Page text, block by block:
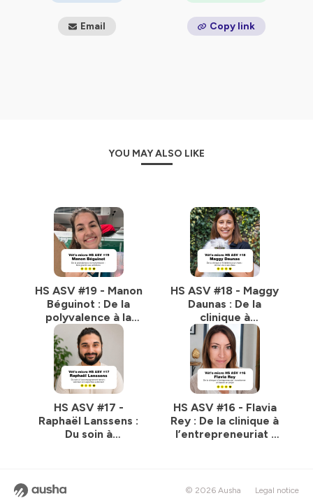
Email Copy link
YOU MAY ALSO LIKE
HS ASV #19 - Manon
Béguinot : De la
polyvalence à la
transmission : faire
grandir ses
ambitions
HS ASV #18 - Maggy
Daunas : De la
clinique à
l’hôtellerie pour
chats : donner vie à
ses idées
HS ASV #17 -
Raphaël Lanssens :
Du soin à
autrement
HS ASV #16 - Flavia
Rey : De la clinique à
l’entrepreneuriat :
© 2026 Ausha Legal notice